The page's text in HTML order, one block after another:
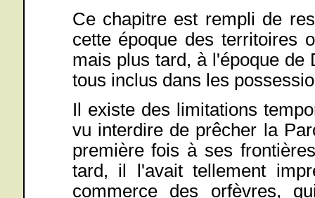
Ce chapitre est rempli de
cette époque des territoires
mais plus tard, à l'époque de
tous inclus dans les
Il existe des limitations
vu interdire de prêcher la
première fois à ses
tard, il l'avait tellement
commerce des orfèvres,